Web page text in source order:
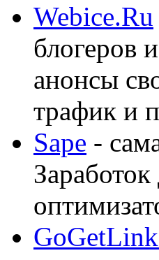
Webice.Ru
блогеров
анонсы
трафик и
Sape -